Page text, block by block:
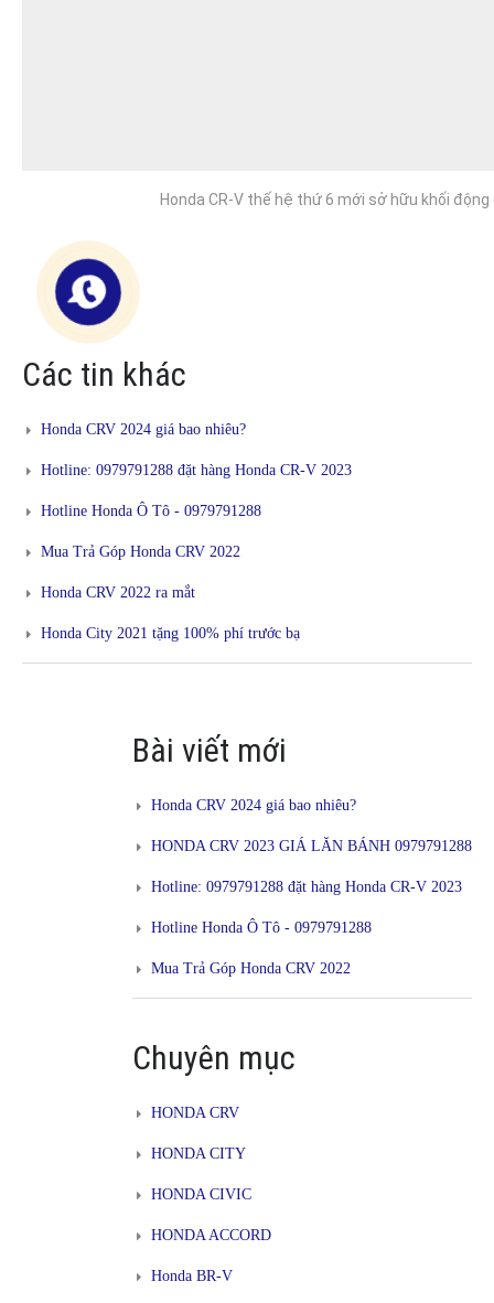
Honda CR-V thế hệ thứ 6 mới sở hữu khối
Các tin khác
Honda CRV 2024 giá bao nhiêu?
Hotline: 0979791288 đặt hàng Honda CR-V 2023
Hotline Honda Ô Tô - 0979791288
Mua Trả Góp Honda CRV 2022
Honda CRV 2022 ra mắt
Honda City 2021 tặng 100% phí trước bạ
Bài viết mới
Honda CRV 2024 giá bao nhiêu?
HONDA CRV 2023 GIÁ LĂN BÁNH 0979791288
Hotline: 0979791288 đặt hàng Honda CR-V 2023
Hotline Honda Ô Tô - 0979791288
Mua Trả Góp Honda CRV 2022
Chuyên mục
HONDA CRV
HONDA CITY
HONDA CIVIC
HONDA ACCORD
Honda BR-V